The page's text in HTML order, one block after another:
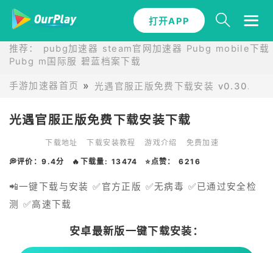
打开APP
推荐： pubg加速器 steam官网加速器 Pubg mobile下载
Pubg m国际服 碧蓝档案下载
手游加速器首页 光遇官服正版免费下载安装 v0.30.7
光遇官服正版免费下载安装下载
下载地址 下载安装教程 游戏介绍 免费加速
💭评价：9.4分 🔥下载量: 13474 ⭐点赞： 6216
📲一键下载与安装 ✅官方正版 ✅无病毒 ✅已通过安全检
测 ✅高速下载
安卓最新版一键下载安装：